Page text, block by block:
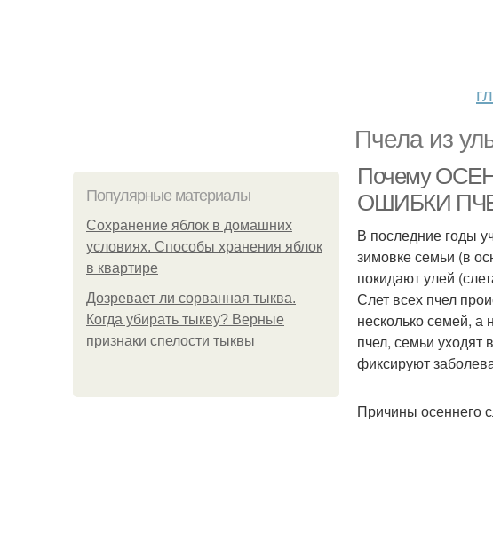
Пчела из
Популярные материалы
Сохранение яблок в домашних
условиях. Способы хранения яблок
в квартире
Дозревает ли сорванная тыква.
Когда убирать тыкву? Верные
признаки спелости тыквы
Почему
ОШИБКИ
В последние годы
зимовке семьи (в
покидают улей
Слет всех пчел
несколько семей,
пчел, семьи
фиксируют
Причины осеннего